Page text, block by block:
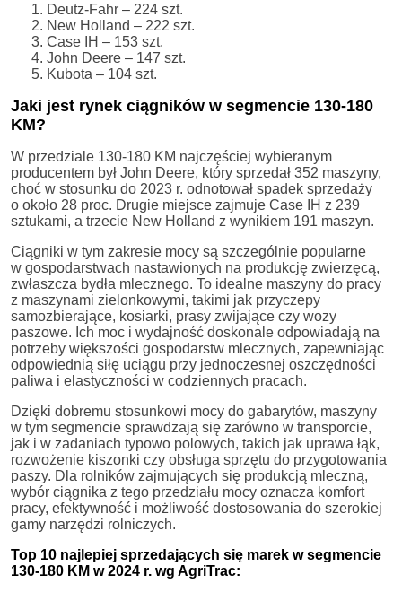
Deutz-Fahr – 224 szt.
New Holland – 222 szt.
Case IH – 153 szt.
John Deere – 147 szt.
Kubota – 104 szt.
Jaki jest rynek ciągników w segmencie 130-180
KM?
W przedziale 130-180 KM najczęściej wybieranym
producentem był John Deere, który sprzedał 352 maszyny,
choć w stosunku do 2023 r. odnotował spadek sprzedaży
o około 28 proc. Drugie miejsce zajmuje Case IH z 239
sztukami, a trzecie New Holland z wynikiem 191 maszyn.
Ciągniki w tym zakresie mocy są szczególnie popularne
w gospodarstwach nastawionych na produkcję zwierzęcą,
zwłaszcza bydła mlecznego. To idealne maszyny do pracy
z maszynami zielonkowymi, takimi jak przyczepy
samozbierające, kosiarki, prasy zwijające czy wozy
paszowe. Ich moc i wydajność doskonale odpowiadają na
potrzeby większości gospodarstw mlecznych, zapewniając
odpowiednią siłę uciągu przy jednoczesnej oszczędności
paliwa i elastyczności w codziennych pracach.
Dzięki dobremu stosunkowi mocy do gabarytów, maszyny
w tym segmencie sprawdzają się zarówno w transporcie,
jak i w zadaniach typowo polowych, takich jak uprawa łąk,
rozwożenie kiszonki czy obsługa sprzętu do przygotowania
paszy. Dla rolników zajmujących się produkcją mleczną,
wybór ciągnika z tego przedziału mocy oznacza komfort
pracy, efektywność i możliwość dostosowania do szerokiej
gamy narzędzi rolniczych.
Top 10 najlepiej sprzedających się marek w segmencie
130-180 KM w 2024 r. wg AgriTrac: